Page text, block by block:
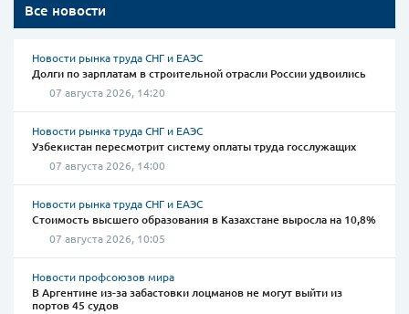
Все новости
Новости рынка труда СНГ и ЕАЭС
Долги по зарплатам в строительной отрасли России удвоились
07 августа 2026, 14:20
Новости рынка труда СНГ и ЕАЭС
Узбекистан пересмотрит систему оплаты труда госслужащих
07 августа 2026, 14:00
Новости рынка труда СНГ и ЕАЭС
Стоимость высшего образования в Казахстане выросла на 10,8%
07 августа 2026, 10:05
Новости профсоюзов мира
В Аргентине из-за забастовки лоцманов не могут выйти из
портов 45 судов